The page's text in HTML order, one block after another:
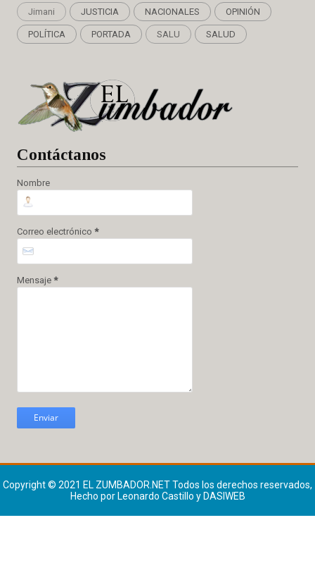
Jimani JUSTICIA NACIONALES OPINIÓN
POLÍTICA PORTADA SALU SALUD
Contáctanos
Nombre
Correo electrónico *
Mensaje *
Copyright © 2021 EL ZUMBADOR.NETTodos los derechos reservados,
Hecho por Leonardo Castillo y DASIWEB